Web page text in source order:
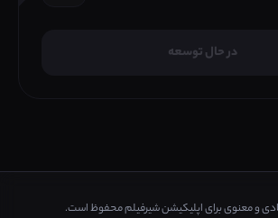
در حال توسعه
و معنوی برای اپلیکیشن شیرفیلم محفوظ است.